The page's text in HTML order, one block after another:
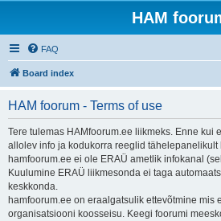
HAM
FAQ
Board index
HAM foorum - Terms of use
Tere tulemas HAMfoorum.ee liikmeks. Enne kui
allolev info ja kodukorra reeglid tähelepanelikult
hamfoorum.ee ei ole ERAÜ ametlik infokanal
Kuulumine ERAÜ liikmesonda ei taga
keskkonda.
hamfoorum.ee on eraalgatsulik ettevõtmine mis
organisatsiooni koosseisu. Keegi foorumi